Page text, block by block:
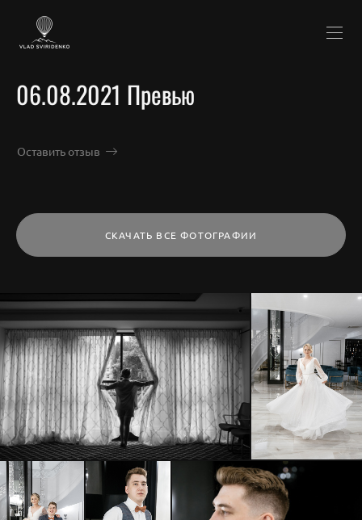
06.08.2021 Превью
Оставить отзыв
СКАЧАТЬ ВСЕ ФОТОГРАФИИ